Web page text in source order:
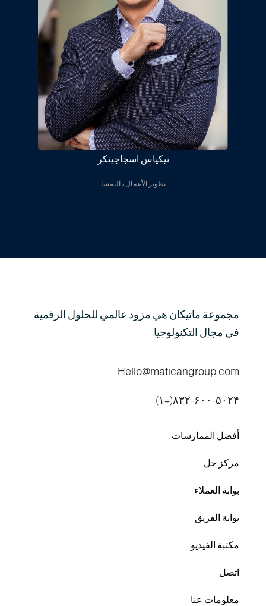
نیکیاس اسجاجینکر
تطوير الأعمال ، النمسا
مجموعة ماتيكان هي مزود عالمي للحلول الرقمية
في مجال التكنولوجيا.
Hello@maticangroup.com
۸۳۲-۶۰۰-۵۰۲۴(+۱)
أفضل الممارسات
مركز حل
بوابة العملاء
بوابة الفريق
مكتبة الفيديو
اتصل
معلومات عنا